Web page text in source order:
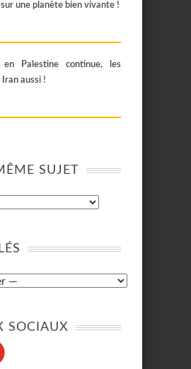
sur une planète bien vivante !
en Palestine continue, les
aussi !
SUJET
SOCIAUX